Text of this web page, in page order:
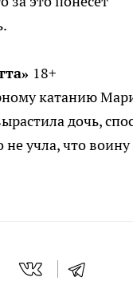
18+
катанию
дочь,
учла, что